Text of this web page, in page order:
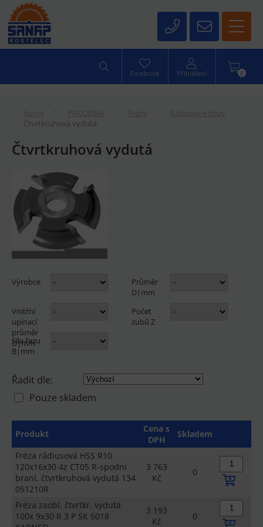
0
Facebook Přihlášení
Čtvrtkruhová vydutá
Čtvrtkruhová vydutá
Výrobce
Průměr
D|mm
Vnitřní
upínací
průměr
D|mm
Počet
zubů Z
Síla řezu
B|mm
Řadit dle:
Pouze skladem
Produkt
Cena s
DPH
Skladem
Fréza rádiusová HSS R10
120x16x30 4z CT05 R-spodní
braní, čtvrtkruhová vydutá 134
051210R
3 763
Kč
0
Fréza zaobl. čtvrtkr. vydutá
100x 9x30 R 3 P SK 5018
3 193
Kč
0